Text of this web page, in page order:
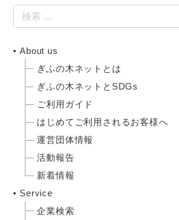
About us
ぎふの木ネットとは
ぎふの木ネットとSDGs
ご利用ガイド
はじめてご利用されるお客様へ
運営団体情報
活動報告
新着情報
Service
企業検索